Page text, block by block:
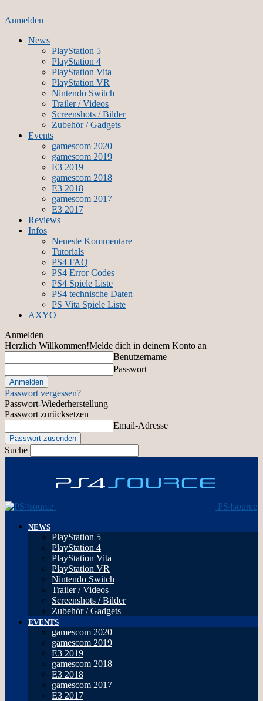
Anmelden
News
PlayStation 5
PlayStation 4
PlayStation Vita
PlayStation VR
Nintendo Switch
Trailer / Videos
Screenshots / Bilder
Zubehör / Gadgets
Events
gamescom 2020
gamescom 2019
E3 2019
gamescom 2018
E3 2018
gamescom 2017
E3 2017
Reviews
Infos
Neueste Kommentare
Tutorials
PS4 FAQ
PS4 Error Codes
PS4 Spiele Liste
PS4 technische Daten
PS Vita Spiele Liste
AXYO
Anmelden
Herzlich Willkommen!Melde dich in deinem Konto an
Benutzername
Passwort
Passwort vergessen?
Passwort-Wiederherstellung
Passwort zurücksetzen
Email-Adresse
Suche
PS4source
NEWS
PlayStation 5
PlayStation 4
PlayStation Vita
PlayStation VR
Nintendo Switch
Trailer / Videos
Screenshots / Bilder
Zubehör / Gadgets
EVENTS
gamescom 2020
gamescom 2019
E3 2019
gamescom 2018
E3 2018
gamescom 2017
E3 2017